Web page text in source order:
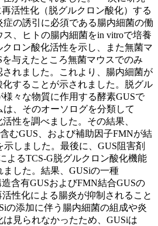
活性化（脱グルクロン酸化）する
の誘引に必須である腸内細菌の働
、ヒトの腸内細菌をin vitroで培養
クロン酸化活性を示し、また無菌マ
与えたところ無菌マウスでのみ
れました。これより、腸内細菌が
することが示されました。脱グル
々な物質に作用する酵素GUSで
、そのオーソログを分類して
性を調べました。その結果、
むGUS、および補助因子FMNが結
しました。最後に、GUS阻害剤
よるTCS-G脱グルクロン酸化機能
した。結果、GUSiの一種
造含有GUSおよびFMN結合GUSの
性化による腸炎が抑制されること
の添加に伴う腸内細菌の組成や炎
見られなかったため、GUSiは